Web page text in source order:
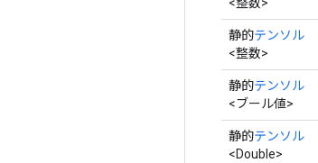
静的テンソル
<整数>
静的テンソル
<ブール値>
静的テンソル
<Double>